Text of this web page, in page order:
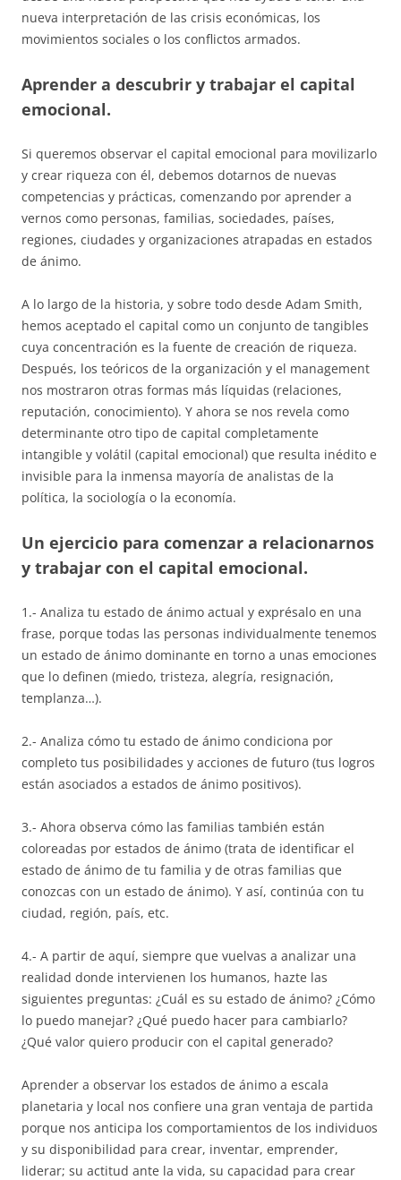
nueva interpretación de las crisis económicas, los
movimientos sociales o los conflictos armados.
Aprender a descubrir y trabajar el capital
emocional.
Si queremos observar el capital emocional para movilizarlo
y crear riqueza con él, debemos dotarnos de nuevas
competencias y prácticas, comenzando por aprender a
vernos como personas, familias, sociedades, países,
regiones, ciudades y organizaciones atrapadas en estados
de ánimo.
A lo largo de la historia, y sobre todo desde Adam Smith,
hemos aceptado el capital como un conjunto de tangibles
cuya concentración es la fuente de creación de riqueza.
Después, los teóricos de la organización y el management
nos mostraron otras formas más líquidas (relaciones,
reputación, conocimiento). Y ahora se nos revela como
determinante otro tipo de capital completamente
intangible y volátil (capital emocional) que resulta inédito e
invisible para la inmensa mayoría de analistas de la
política, la sociología o la economía.
Un ejercicio para comenzar a relacionarnos
y trabajar con el capital emocional.
1.- Analiza tu estado de ánimo actual y exprésalo en una
frase, porque todas las personas individualmente tenemos
un estado de ánimo dominante en torno a unas emociones
que lo definen (miedo, tristeza, alegría, resignación,
templanza…).
2.- Analiza cómo tu estado de ánimo condiciona por
completo tus posibilidades y acciones de futuro (tus logros
están asociados a estados de ánimo positivos).
3.- Ahora observa cómo las familias también están
coloreadas por estados de ánimo (trata de identificar el
estado de ánimo de tu familia y de otras familias que
conozcas con un estado de ánimo). Y así, continúa con tu
ciudad, región, país, etc.
4.- A partir de aquí, siempre que vuelvas a analizar una
realidad donde intervienen los humanos, hazte las
siguientes preguntas: ¿Cuál es su estado de ánimo? ¿Cómo
lo puedo manejar? ¿Qué puedo hacer para cambiarlo?
¿Qué valor quiero producir con el capital generado?
Aprender a observar los estados de ánimo a escala
planetaria y local nos confiere una gran ventaja de partida
porque nos anticipa los comportamientos de los individuos
y su disponibilidad para crear, inventar, emprender,
liderar; su actitud ante la vida, su capacidad para crear